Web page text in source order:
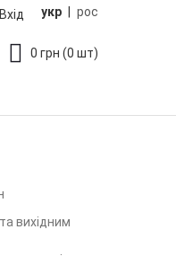
укр рос
Вхід
0 грн (0 шт)
вихідним